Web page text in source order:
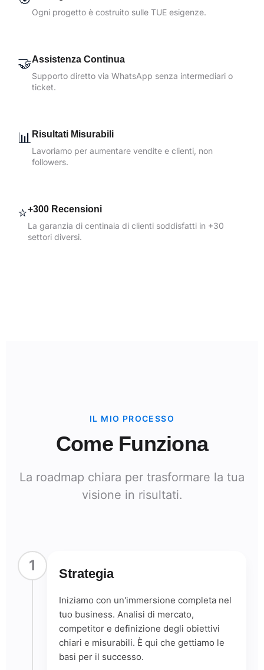
Ogni progetto è costruito sulle TUE esigenze.
🤝Assistenza Continua
Supporto diretto via WhatsApp senza intermediari o
ticket.
📊 Risultati Misurabili
Lavoriamo per aumentare vendite e clienti, non
followers.
⭐+300 Recensioni
La garanzia di centinaia di clienti soddisfatti in +30
settori diversi.
IL MIO PROCESSO
Come Funziona
La roadmap chiara per trasformare la tua
visione in risultati.
1 Strategia
Iniziamo con un'immersione completa nel
tuo business. Analisi di mercato,
competitor e definizione degli obiettivi
chiari e misurabili. È qui che gettiamo le
basi per il successo.